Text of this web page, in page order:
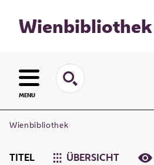
Wienbibliothek
MENU
Wienbibliothek
TITEL ÜBERSICHT